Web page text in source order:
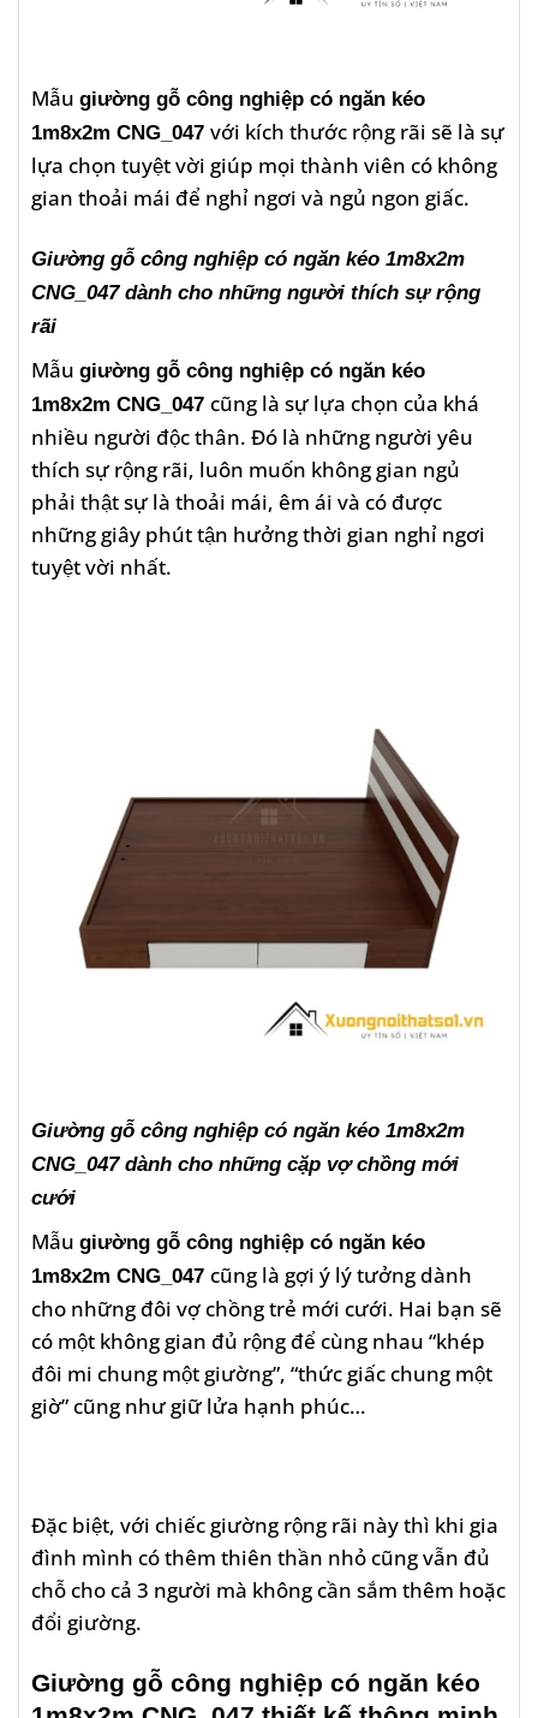
Mẫu giường gỗ công nghiệp có ngăn kéo
1m8x2m CNG_047 với kích thước rộng rãi sẽ là sự
lựa chọn tuyệt vời giúp mọi thành viên có không
gian thoải mái để nghỉ ngơi và ngủ ngon giấc.
Giường gỗ công nghiệp có ngăn kéo 1m8x2m
CNG_047 dành cho những người thích sự rộng
rãi
Mẫu giường gỗ công nghiệp có ngăn kéo
1m8x2m CNG_047 cũng là sự lựa chọn của khá
nhiều người độc thân. Đó là những người yêu
thích sự rộng rãi, luôn muốn không gian ngủ
phải thật sự là thoải mái, êm ái và có được
những giây phút tận hưởng thời gian nghỉ ngơi
tuyệt vời nhất.
Giường gỗ công nghiệp có ngăn kéo 1m8x2m
CNG_047 dành cho những cặp vợ chồng mới
cưới
Mẫu giường gỗ công nghiệp có ngăn kéo
1m8x2m CNG_047 cũng là gợi ý lý tưởng dành
cho những đôi vợ chồng trẻ mới cưới. Hai bạn sẽ
có một không gian đủ rộng để cùng nhau “khép
đôi mi chung một giường”, “thức giấc chung một
giờ” cũng như giữ lửa hạnh phúc…
Đặc biệt, với chiếc giường rộng rãi này thì khi gia
đình mình có thêm thiên thần nhỏ cũng vẫn đủ
chỗ cho cả 3 người mà không cần sắm thêm hoặc
đổi giường.
Giường gỗ công nghiệp có ngăn kéo